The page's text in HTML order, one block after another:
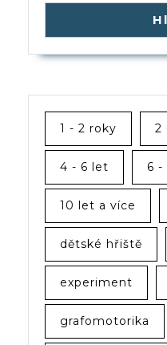
1 - 2 roky 2
4 - 6 let 6
10 let a více
dětské hřiště
experiment
grafomotorika